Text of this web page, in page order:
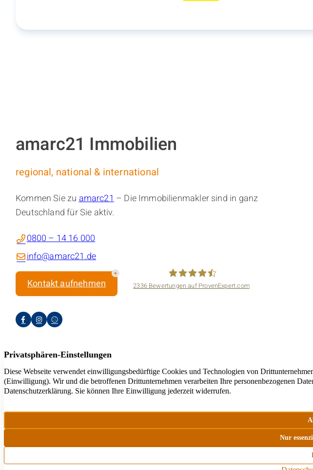
amarc21 Immobilien
regional, national & international
Kommen Sie zuamarc21– Die Immobilienmakler sind in ganz
Deutschland für Sie aktiv.
0800 – 14 16 000
info@amarc21.de
Kontakt aufnehmen 2336Bewertungen auf ProvenExpert.com